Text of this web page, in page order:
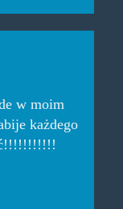
w moim
każdego